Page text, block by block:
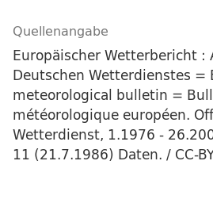
Quellenangabe
Europäischer Wetterbericht
Deutschen Wetterdienstes =
meteorological bulletin =
météorologique européen.
Wetterdienst, 1.1976 -
11 (21.7.1986) Daten. / CC-